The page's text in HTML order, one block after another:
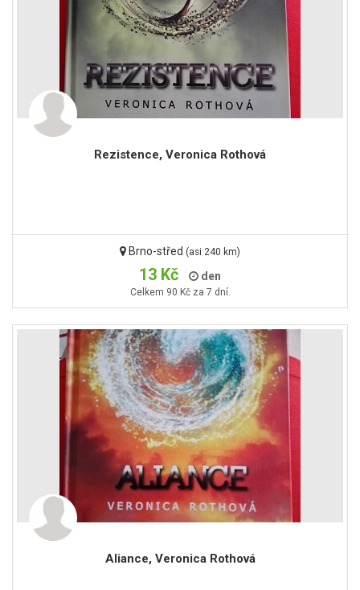
Rezistence, Veronica Rothová
Brno-střed (asi 240 km)
13 Kč den
Celkem 90 Kč za 7 dní.
Aliance, Veronica Rothová